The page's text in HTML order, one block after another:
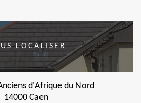
LOCALISER
d'Afrique du Nord
14000 Caen